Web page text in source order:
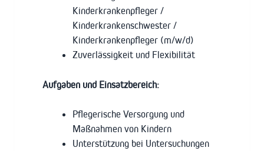
Kinderkrankenpfleger /
Kinderkrankenschwester /
Kinderkrankenpfleger (m/w/d)
Zuverlässigkeit und Flexibilität
Aufgaben und Einsatzbereich:
Pflegerische Versorgung und
Maßnahmen von Kindern
Unterstützung bei Untersuchungen